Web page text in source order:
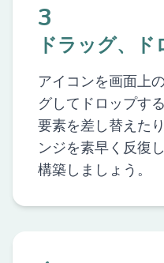
3
ドラッグ、
アイコンを画面上
グしてドロップす
要素を差し替えた
ンジを素早く反復
構築しましょう。